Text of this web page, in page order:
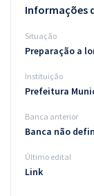
Questões grátis
Conteúdo
Aprovados
Atendimento
Informações
Situação
Preparação a
Instituição
Prefeitura
Banca anterior
Banca não
Último edital
Link